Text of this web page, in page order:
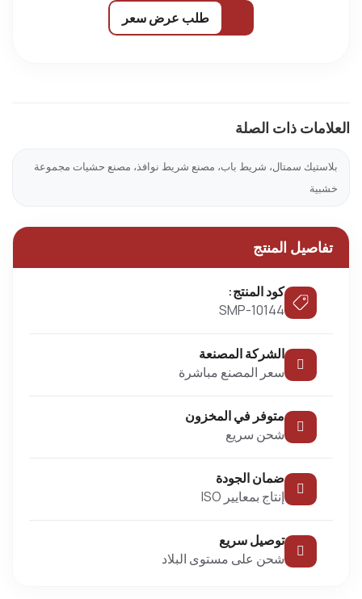
تفاصيل المنتج
كود المنتج:
SMP-10144
الشركة المصنعة
سعر المصنع مباشرة
متوفر في المخزون
شحن سريع
ضمان الجودة
إنتاج بمعايير ISO
توصيل سريع
شحن على مستوى البلاد
طلب عرض سعر
العلامات ذات الصلة
بلاستيك سمتال، شريط باب، مصنع شريط نوافذ، مصنع حشيات مجموعة
خشبية